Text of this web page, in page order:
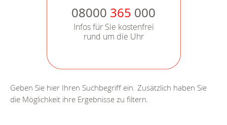
08000 365 000
Infos für Sie kostenfrei
rund um die Uhr
Geben Sie hier Ihren Suchbegriff ein. Zusätzlich haben Sie
die Möglichkeit ihre Ergebnisse zu filtern.